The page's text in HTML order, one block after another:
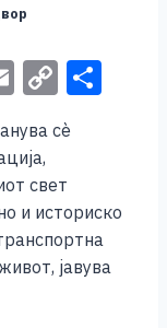
E
ai
l
C
o
p
y
Li
n
k
сè
свет
и историско
јавува